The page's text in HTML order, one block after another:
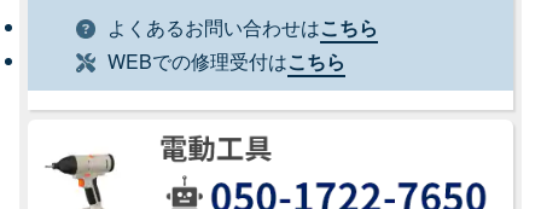
よくあるお問い合わせはこちら
WEBでの修理受付はこちら